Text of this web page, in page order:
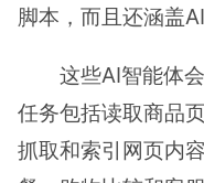
脚本，而且还涵盖
这些AI智能体
任务包括读取商品
抓取和索引网页内